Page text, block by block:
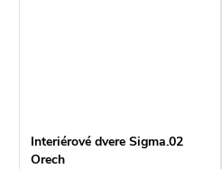
Interiérové dvere Sigma.02
Orech